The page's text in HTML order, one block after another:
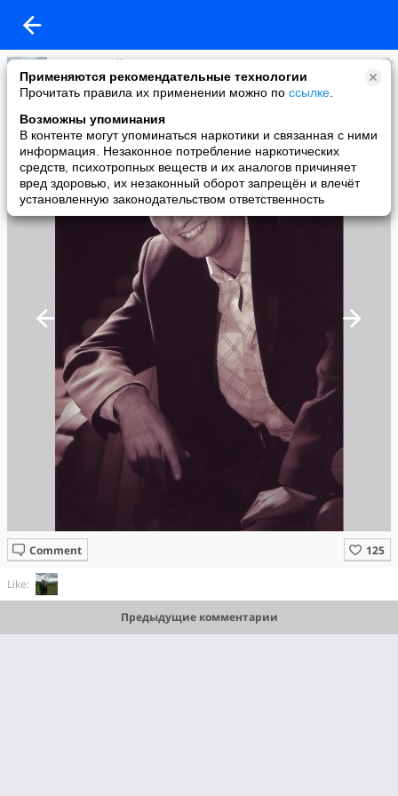
Применяются рекомендательные технологии
Прочитать правила их применении можно по ссылке
Возможны упоминания
В контенте могут упоминаться наркотики и связанная с ними
информация. Незаконное потребление наркотических
средств, психотропных веществ и их аналогов причиняет
вред здоровью, их незаконный оборот запрещён и влечёт
установленную законодательством ответственность
Рафаэль Гайсин
added a photo
18 Apr в 21:12
Comment
Like:
Предыдущие комментарии